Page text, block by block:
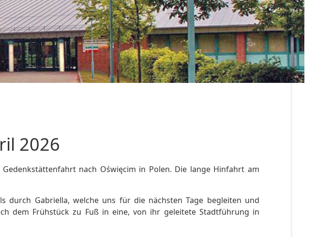
2026
nach Oświęcim in Polen. Die lange Hinfahrt am
durch Gabriella, welche uns für die nächsten Tage begleiten und
dem Frühstück zu Fuß in eine, von ihr geleitete Stadtführung in